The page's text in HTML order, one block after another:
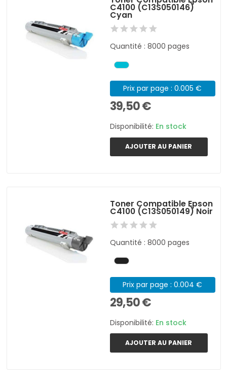
C4100 (C13S050146)
Cyan
Quantité : 8000 pages
Prix par page : 0.005 €
39,50 €
Disponibilité: En stock
AJOUTER AU PANIER
Toner Compatible Epson
C4100 (C13S050149) Noir
Quantité : 8000 pages
Prix par page : 0.004 €
29,50 €
Disponibilité: En stock
AJOUTER AU PANIER